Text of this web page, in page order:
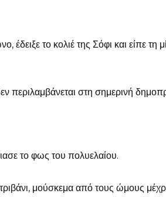
το κολιέ της Σόφι και είπε τη
περιλαμβάνεται στη σημερινή
το φως του πολυελαίου.
μούσκεμα από τους ώμους